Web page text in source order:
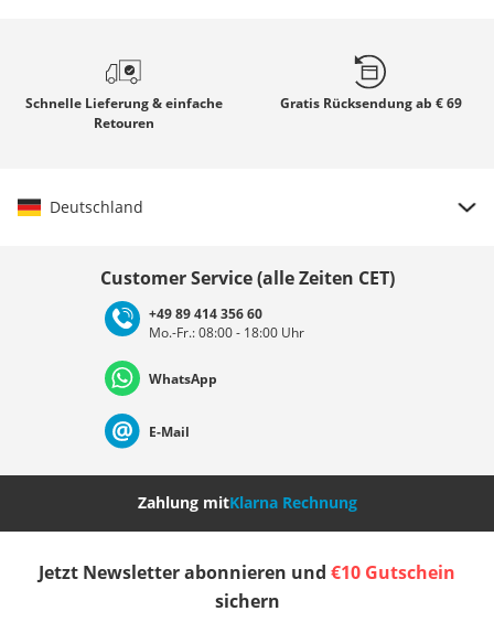
SchnelleLieferung & einfache
Retouren
GratisRücksendung ab € 69
Deutschland
Deutschland Österreich
Nederland Italia (Italiano) Italien (Deutsch)
Slovenija
Customer Service (alle Zeiten CET)
+49 89 414 356 60
Mo.-Fr.: 08:00 - 18:00 Uhr
WhatsApp
E-Mail
Zahlung mitKlarna Rechnung
Jetzt Newsletter abonnieren und €10 Gutschein
sichern